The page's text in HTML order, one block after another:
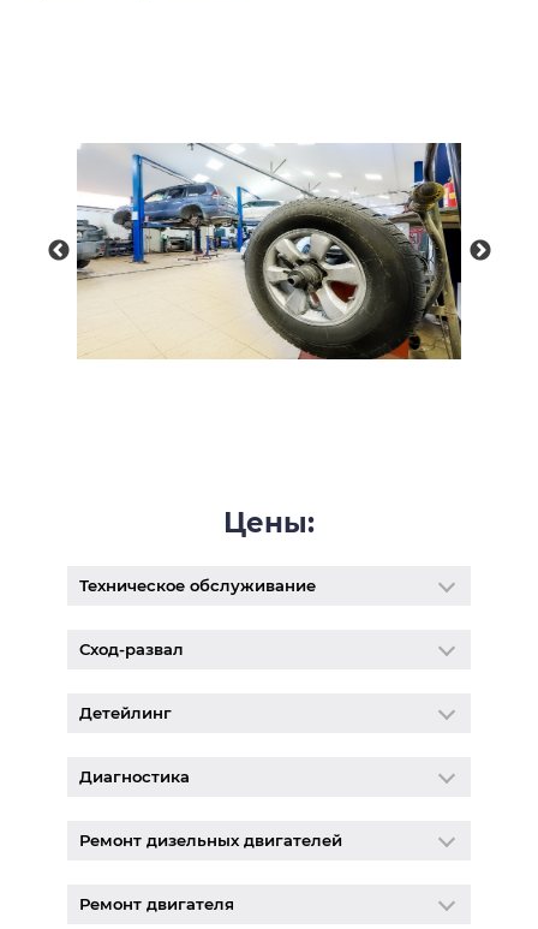
Цены:
Техническое обслуживание
Сход-развал
Детейлинг
Диагностика
Ремонт дизельных двигателей
Ремонт двигателя